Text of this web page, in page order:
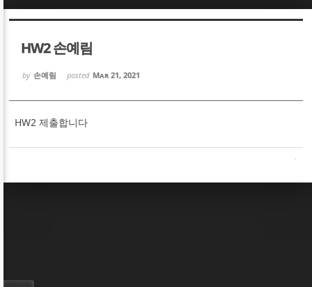
HW2 손예림
by 손예림 posted Mar 21, 2021
HW2 제출합니다
Sketchbook5, 스케치북5
Sketchbook5, 스케치북5
Sketchbook5, 스케치북5
Sketchbook5, 스케치북5